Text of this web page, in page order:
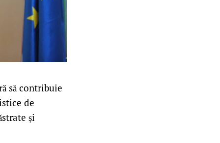
să contribuie
de
și